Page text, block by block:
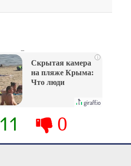
i
Скрытая камера
на пляже Крыма:
Что люди
их не видят...
11 0